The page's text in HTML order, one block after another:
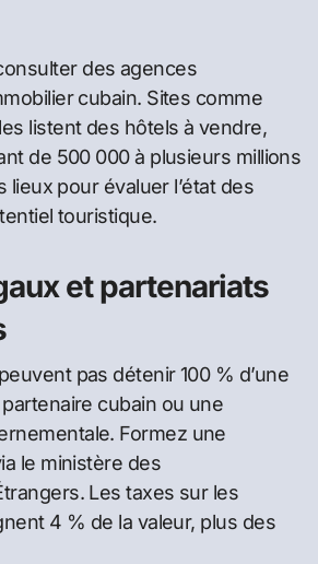
des agences
cubain. Sites comme
listent des hôtels à vendre,
de 500 000 à plusieurs millions
lieux pour évaluer l’état des
touristique.
et partenariats
pas détenir 100 % d’une
cubain ou une
Formez une
le ministère des
Les taxes sur les
4 % de la valeur, plus des